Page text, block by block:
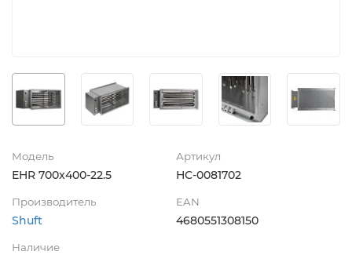
Модель
EHR 700x400-22.5
Артикул
НС-0081702
Производитель
Shuft
EAN
4680551308150
Наличие